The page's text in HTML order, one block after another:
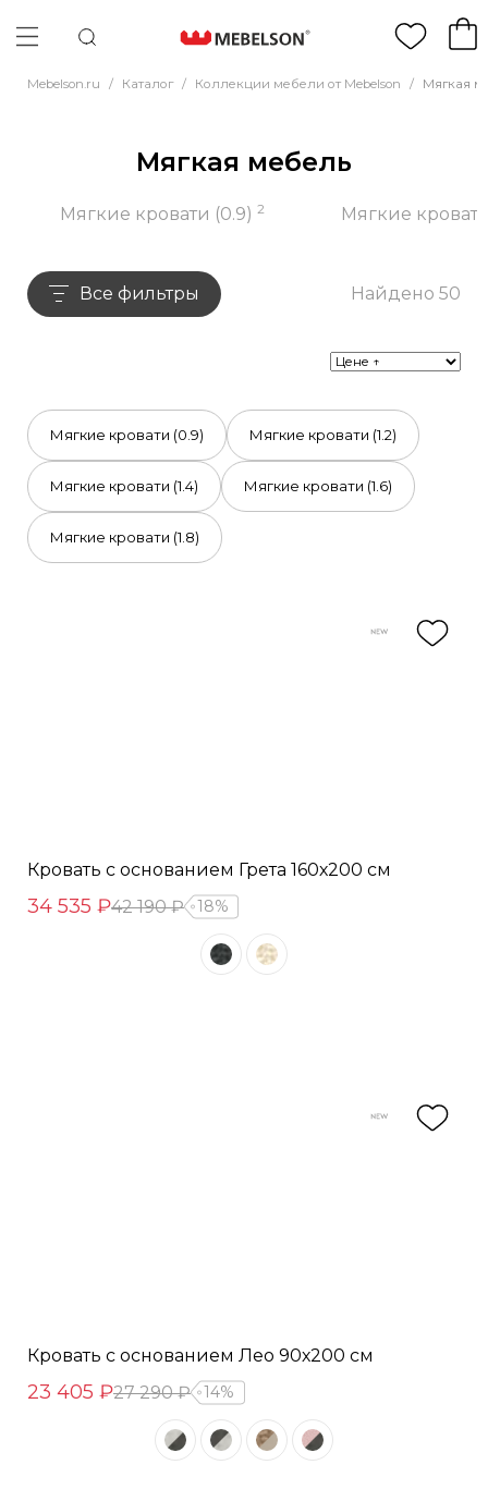
Mebelson.ru / Каталог / Коллекции мебели от Mebelson / Мягкая
Мягкая мебель
Мягкие кровати (0.9) 2 Мягкие
Все фильтры Найдено 50
Мягкие кровати (0.9) Мягкие кровати (1.2)
Мягкие кровати (1.4) Мягкие кровати (1.6)
Мягкие кровати (1.8)
Кровать с основанием Грета 160х200 см
34 535 ₽42 190 ₽ 18%
Кровать с основанием Лео 90х200 см
23 405 ₽27 290 ₽ 14%